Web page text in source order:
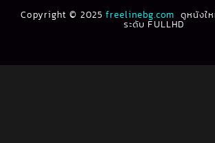
Biography ชีวประวัติ (61)
1991
1987
Copyright © 2025freelinebg.com ดูหนังใ
ระดับ FULLHD